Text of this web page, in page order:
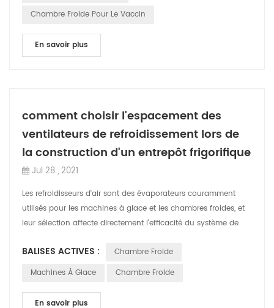
Chambre Froide Pour Le Vaccin
En savoir plus
comment choisir l'espacement des
ventilateurs de refroidissement lors de
la construction d'un entrepôt frigorifique
Jul 28 , 2021
Les refroidisseurs d'air sont des évaporateurs couramment
utilisés pour les machines à glace et les chambres froides, et
leur sélection affecte directement l'efficacité du système de
BALISES ACTIVES :
Chambre Froide
Machines À Glace
Chambre Froide
En savoir plus